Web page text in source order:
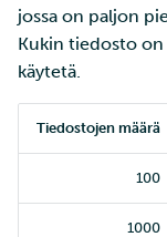
jossa on paljon
Kukin tiedosto on
käytetä.
Tiedostojen määrä
100
1000